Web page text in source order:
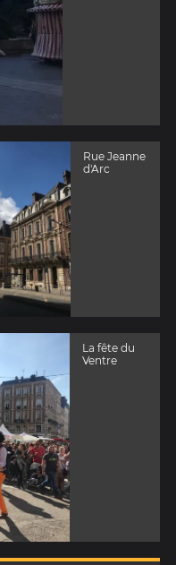
Rue Jeanne
d'Arc
La fête du
Ventre